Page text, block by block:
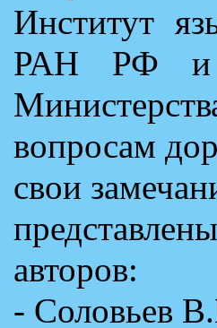
Институт
РАН РФ и в
вопросам
свои
авторов:
- Соловьев